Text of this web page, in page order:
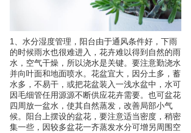
1、水分湿度管理，阳台由于通风条件好，下雨
的时候雨水也很难进入，花卉难以得到自然的雨
水，空气干燥，所以浇水是关键。要注意勤浇水
并向叶面和地面喷水。花盆宜大，因分土多，蓄
水多，不易干，或把花盆装入一浅水盆中，水可
因毛细管任用源源不断供应花卉需要。也可盆花
四周放一盆水，使其自然蒸发，改善局部小气
候。阳台上摆设的盆花，要注意适当密度，稍密
集一些，因较多盆花一齐蒸发水分可增另周围空